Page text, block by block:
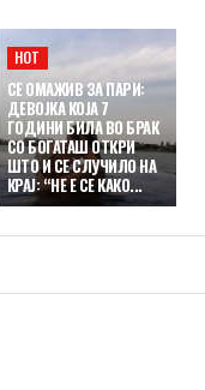
HOT
СЕ ОМАЖИВ ЗА ПАРИ:
ДЕВОЈКА КОЈА 7
ГОДИНИ БИЛА ВО БРАК
СО БОГАТАШ ОТКРИ
ШТО И СЕ СЛУЧИЛО НА
КРАЈ: “НЕ Е СЕ КАКО...